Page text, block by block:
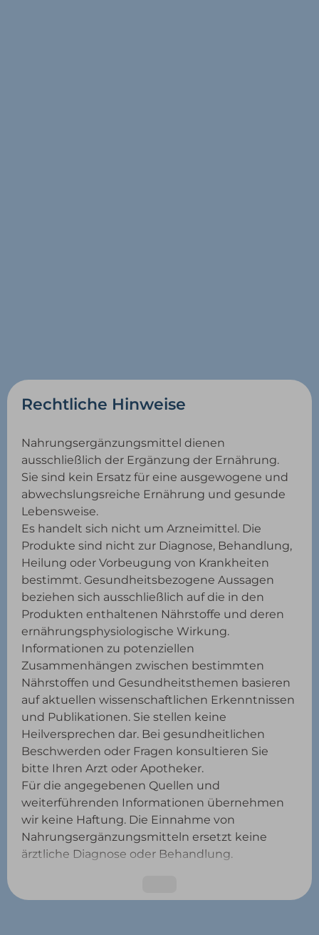
Rechtliche Hinweise
Nahrungsergänzungsmittel dienen
ausschließlich der Ergänzung der Ernährung.
Sie sind kein Ersatz für eine ausgewogene und
abwechslungsreiche Ernährung und gesunde
Lebensweise.
Es handelt sich nicht um Arzneimittel. Die
Produkte sind nicht zur Diagnose, Behandlung,
Heilung oder Vorbeugung von Krankheiten
bestimmt. Gesundheitsbezogene Aussagen
beziehen sich ausschließlich auf die in den
Produkten enthaltenen Nährstoffe und deren
ernährungsphysiologische Wirkung.
Informationen zu potenziellen
Zusammenhängen zwischen bestimmten
Nährstoffen und Gesundheitsthemen basieren
auf aktuellen wissenschaftlichen Erkenntnissen
und Publikationen. Sie stellen keine
Heilversprechen dar. Bei gesundheitlichen
Beschwerden oder Fragen konsultieren Sie
bitte Ihren Arzt oder Apotheker.
Für die angegebenen Quellen und
weiterführenden Informationen übernehmen
wir keine Haftung. Die Einnahme von
Nahrungsergänzungsmitteln ersetzt keine
ärztliche Diagnose oder Behandlung.